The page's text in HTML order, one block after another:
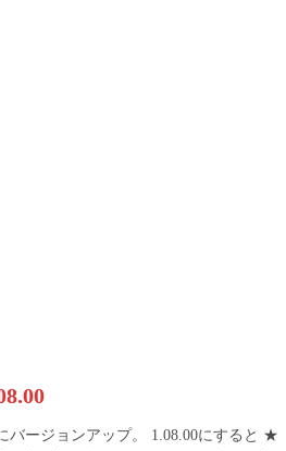
バージョンアップ。 1.08.00にすると ★